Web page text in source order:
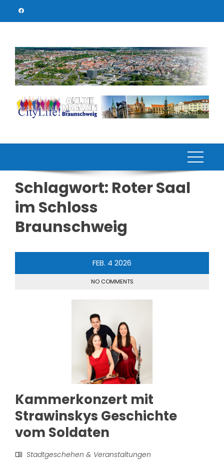
Schlagwort: Roter Saal
im Schloss
Braunschweig
FEB. 4 2026
NO COMMENTS
Kammerkonzert mit
Strawinskys Geschichte
vom Soldaten
Stadtgeschehen & Veranstaltungen